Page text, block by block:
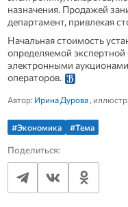
назначения. Продажей
департамент, привлекая
Начальная стоимость
определяемой
электронными
операторов.
Автор: Ирина Дурова,
#Экономика #Тема
Поделиться: